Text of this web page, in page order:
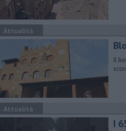
Attualità
Il
Attualità
​I